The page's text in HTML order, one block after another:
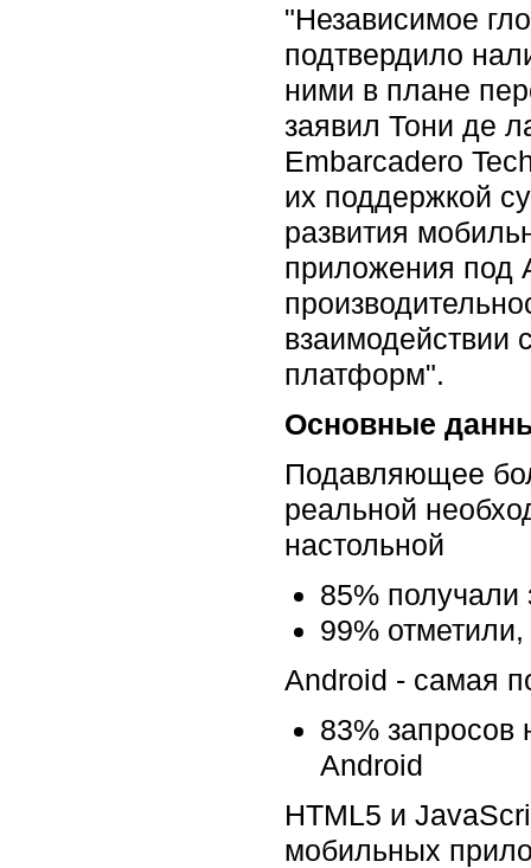
"Независимое
подтвердило
ними в плане
заявил Тони де
Embarcadero
их поддержкой
развития
приложения под
взаимодействии
платформ".
Основные
Подавляющее
реальной
настольной
85%
99%
Android - самая
83%
Android
HTML5 и
мобильных